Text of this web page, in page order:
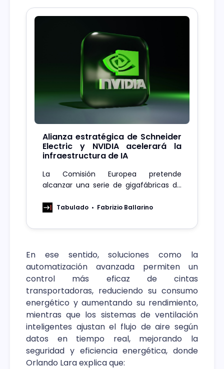
Alianza estratégica de Schneider
Electric y NVIDIA acelerará la
infraestructura de IA
La Comisión Europea pretende
alcanzar una serie de gigafábricas de
de próxima generación.
Tabulado Fabrizio Ballarino
En ese sentido, soluciones como la
automatización avanzada permiten un
control más eficaz de cintas
transportadoras, reduciendo su consumo
energético y aumentando su rendimiento,
mientras que los sistemas de ventilación
inteligentes ajustan el flujo de aire según
datos en tiempo real, mejorando la
seguridad y eficiencia energética, donde
Orlando Lara explica que: